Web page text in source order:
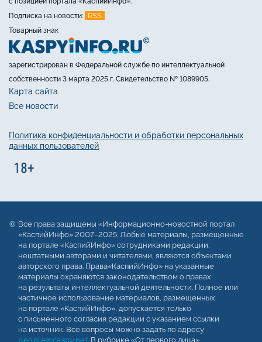
Подписка на новости:
RSS
Товарный знак
зарегистрирован в Федеральной службе по интеллектуальной
собственности 3 марта 2025 г. Свидетельство № 1089905.
Карта сайта
Все новости
Политика конфиденциальности и обработки персональных
данных пользователей
Все права защищены «Информационно-новостной портал
«КаспийИнфо» 2007–2025. Любые материалы, размещенные
на портале «КаспийИнфо» сотрудниками редакции,
нештатными авторами и читателями, являются объектами
авторского права. Права«КаспийИнфо» на указанные
материалы охраняются законодательством о правах
на результаты интеллектуальной деятельности. Полное или
частичное использование материалов, размещенных
на портале «КаспийИнфо», допускается только
с письменного согласия редакции с указанием ссылки
на источник. Все вопросы можно задать по адресу
people@caspy.net. В рубрике «От первого лица»